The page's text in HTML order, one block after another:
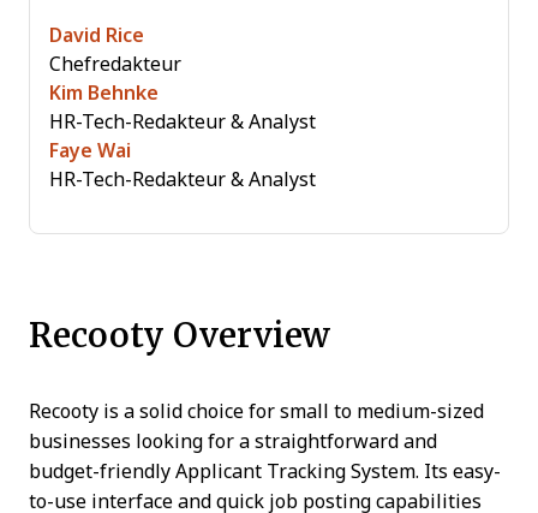
David Rice
Chefredakteur
Kim Behnke
HR-Tech-Redakteur & Analyst
Faye Wai
HR-Tech-Redakteur & Analyst
Recooty Overview
Recooty is a solid choice for small to medium-sized
businesses looking for a straightforward and
budget-friendly Applicant Tracking System. Its easy-
to-use interface and quick job posting capabilities